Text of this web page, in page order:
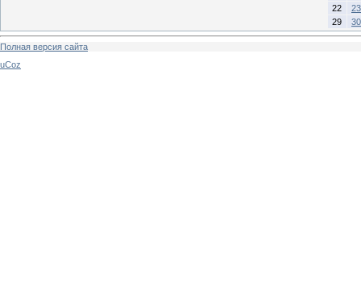
22
23
29
30
Полная версия сайта
uCoz